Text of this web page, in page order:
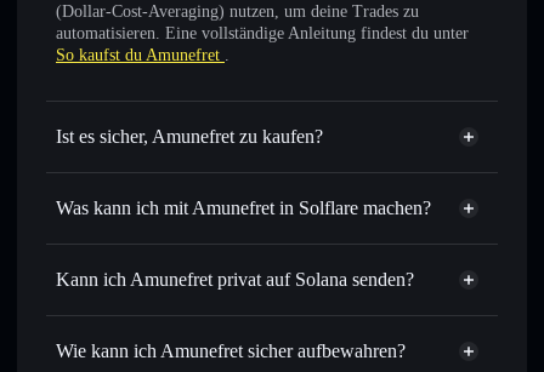
(Dollar-Cost-Averaging) nutzen, um deine Trades zu
automatisieren. Eine vollständige Anleitung findest du unter
So kaufst du Amunefret .
Ist es sicher, Amunefret zu kaufen?
Amunefret nicht verifiziert
Was kann ich mit Amunefret in Solflare machen?
Amunefret
Solflare-Wallet
Sofort tauschen– handle AMUNEFRET gegen SOL,
intelligentem Order Routing zum bestmöglichen Kurs
Limit-Orders setzen– automatisiere Trades zu deinem
Kann ich Amunefret privat auf Solana senden?
Privacy
Wie kann ich Amunefret sicher aufbewahren?